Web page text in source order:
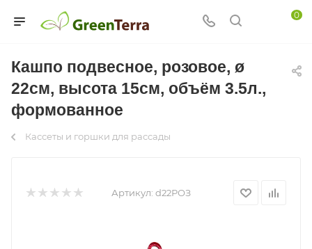
0
Кашпо подвесное, розовое, ø
22см, высота 15см, объём 3.5л.,
формованное
Кассеты и горшки для рассады
Артикул: d22РОЗ